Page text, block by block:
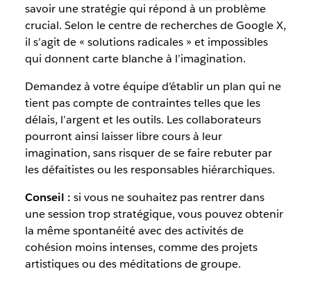
savoir une stratégie qui répond à un problème
crucial. Selon le centre de recherches de Google X,
il s’agit de « solutions radicales » et impossibles
qui donnent carte blanche à l’imagination.
Demandez à votre équipe d’établir un plan qui ne
tient pas compte de contraintes telles que les
délais, l’argent et les outils. Les collaborateurs
pourront ainsi laisser libre cours à leur
imagination, sans risquer de se faire rebuter par
les défaitistes ou les responsables hiérarchiques.
Conseil : si vous ne souhaitez pas rentrer dans
une session trop stratégique, vous pouvez obtenir
la même spontanéité avec des activités de
cohésion moins intenses, comme des projets
artistiques ou des méditations de groupe.